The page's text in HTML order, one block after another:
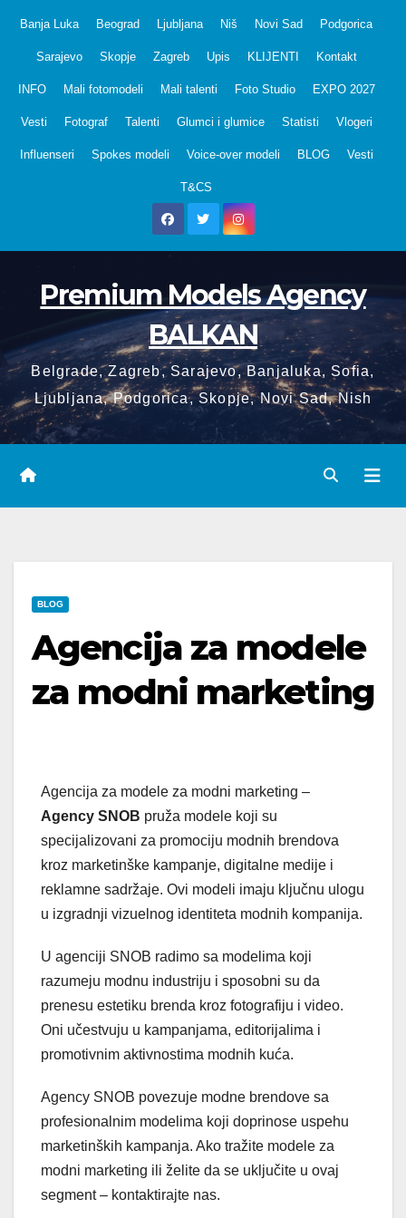
Banja Luka Beograd Ljubljana Niš Novi Sad Podgorica
Sarajevo Skopje Zagreb Upis KLIJENTI Kontakt
INFO Mali fotomodeli Mali talenti Foto Studio EXPO 2027
Vesti Fotograf Talenti Glumci i glumice Statisti Vlogeri
Influenseri Spokes modeli Voice-over modeli BLOG Vesti
T&CS
Premium Models Agency
BALKAN
Belgrade, Zagreb, Sarajevo, Banjaluka, Sofia,
Ljubljana, Podgorica, Skopje, Novi Sad, Nish
BLOG
Agencija za modele
za modni marketing
Agencija za modele za modni marketing –
Agency SNOB pruža modele koji su
specijalizovani za promociju modnih brendova
kroz marketinške kampanje, digitalne medije i
reklamne sadržaje. Ovi modeli imaju ključnu ulogu
u izgradnji vizuelnog identiteta modnih kompanija.
U agenciji SNOB radimo sa modelima koji
razumeju modnu industriju i sposobni su da
prenesu estetiku brenda kroz fotografiju i video.
Oni učestvuju u kampanjama, editorijalima i
promotivnim aktivnostima modnih kuća.
Agency SNOB povezuje modne brendove sa
profesionalnim modelima koji doprinose uspehu
marketinških kampanja. Ako tražite modele za
modni marketing ili želite da se uključite u ovaj
segment – kontaktirajte nas.